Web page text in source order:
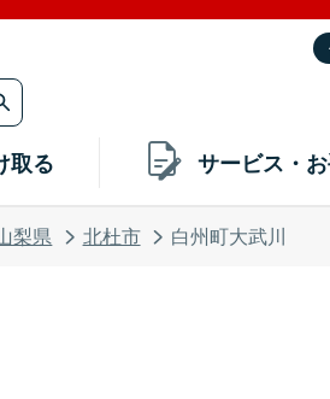
取る サービス・
梨県 北杜市 白州町大武川